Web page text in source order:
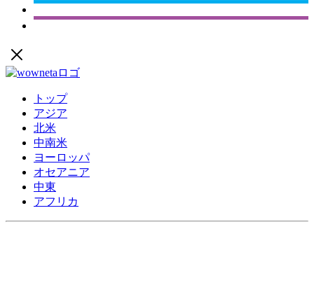
トップ
アジア
北米
中南米
ヨーロッパ
オセアニア
中東
アフリカ